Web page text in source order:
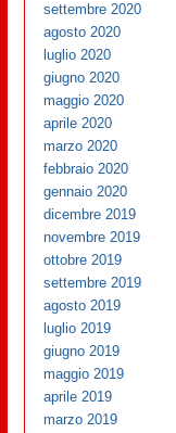
settembre 2020
agosto 2020
luglio 2020
giugno 2020
maggio 2020
aprile 2020
marzo 2020
febbraio 2020
gennaio 2020
dicembre 2019
novembre 2019
ottobre 2019
settembre 2019
agosto 2019
luglio 2019
giugno 2019
maggio 2019
aprile 2019
marzo 2019